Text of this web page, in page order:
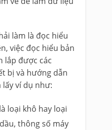
làm là đọc hiểu
việc đọc hiểu bản
lắp được các
bị và hướng dẫn
ví dụ như:
loại khô hay loại
thông số máy